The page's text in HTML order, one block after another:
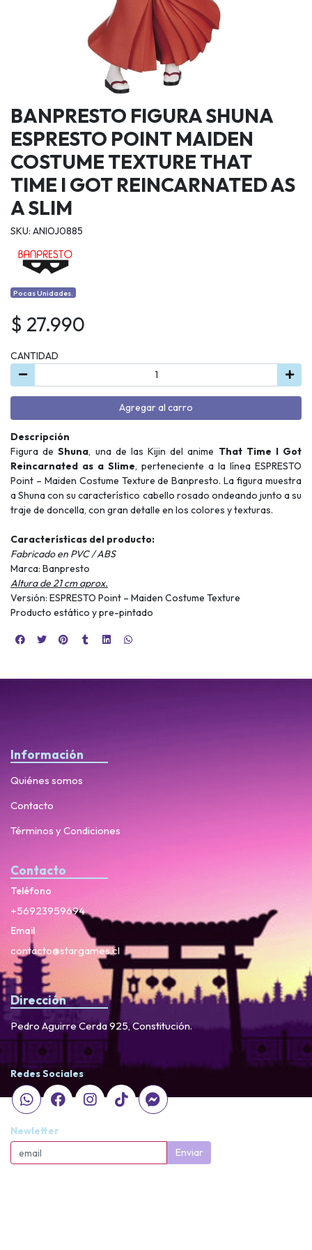
BANPRESTO FIGURA SHUNA
ESPRESTO POINT MAIDEN
COSTUME TEXTURE THAT
TIME I GOT REINCARNATED AS
A SLIM
SKU: ANIOJ0885
Pocas Unidades.
$ 27.990
CANTIDAD
Agregar al carro
Descripción
Figura deShuna, una de las Kijin del anime That Time I Got
Reincarnated as a Slime, perteneciente a la línea ESPRESTO
Point – Maiden Costume Texture de Banpresto. La figura muestra
a Shuna con su característico cabello rosado ondeando junto a su
traje de doncella, con gran detalle en los colores y texturas.
Características del producto:
Fabricado en PVC / ABS
Marca: Banpresto
Altura de 21 cm aprox.
Versión: ESPRESTO Point – Maiden Costume Texture
Producto estático y pre-pintado
Información
Quiénes somos
Contacto
Términos y Condiciones
Contacto
Teléfono
+56923959694
Email
contacto@stargames.cl
Dirección
Pedro Aguirre Cerda 925, Constitución.
Redes Sociales
Newletter
Enviar